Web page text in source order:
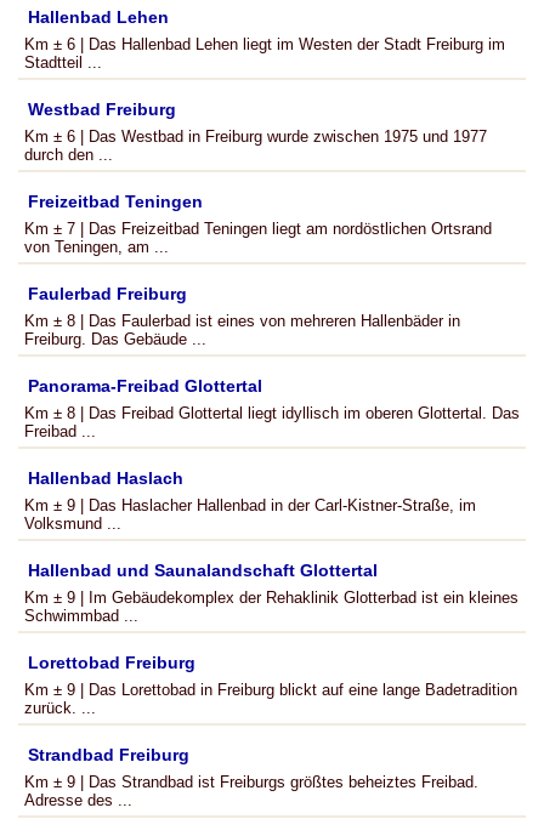
Hallenbad Lehen
Km ± 6 | Das Hallenbad Lehen liegt im Westen der Stadt Freiburg im
Stadtteil ...
Westbad Freiburg
Km ± 6 | Das Westbad in Freiburg wurde zwischen 1975 und 1977
durch den ...
Freizeitbad Teningen
Km ± 7 | Das Freizeitbad Teningen liegt am nordöstlichen Ortsrand
von Teningen, am ...
Faulerbad Freiburg
Km ± 8 | Das Faulerbad ist eines von mehreren Hallenbäder in
Freiburg. Das Gebäude ...
Panorama-Freibad Glottertal
Km ± 8 | Das Freibad Glottertal liegt idyllisch im oberen Glottertal. Das
Freibad ...
Hallenbad Haslach
Km ± 9 | Das Haslacher Hallenbad in der Carl-Kistner-Straße, im
Volksmund ...
Hallenbad und Saunalandschaft Glottertal
Km ± 9 | Im Gebäudekomplex der Rehaklinik Glotterbad ist ein kleines
Schwimmbad ...
Lorettobad Freiburg
Km ± 9 | Das Lorettobad in Freiburg blickt auf eine lange Badetradition
zurück. ...
Strandbad Freiburg
Km ± 9 | Das Strandbad ist Freiburgs größtes beheiztes Freibad.
Adresse des ...